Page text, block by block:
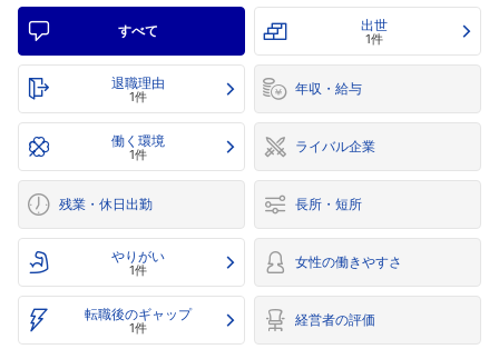
すべて 出世
1件
退職理由
1件 年収・給与
働く環境
1件 ライバル企業
残業・休日出勤 長所・短所
やりがい
1件 女性の働きやすさ
転職後のギャップ
1件 経営者の評価